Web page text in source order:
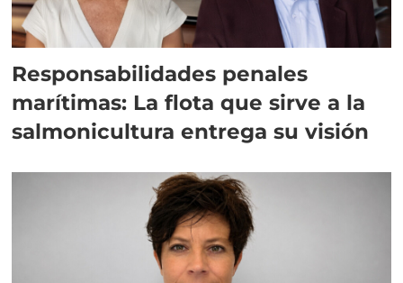
Responsabilidades penales
marítimas: La flota que sirve a la
salmonicultura entrega su visión